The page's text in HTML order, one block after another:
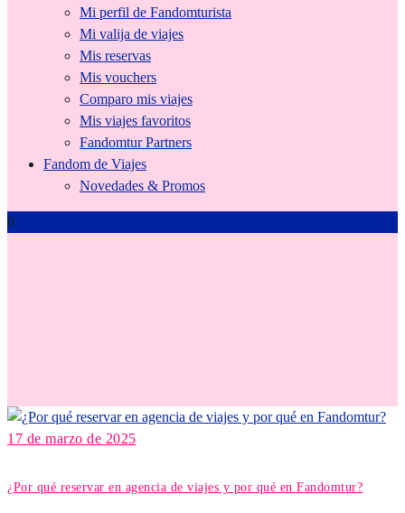
Mi perfil de Fandomturista
Mi valija de viajes
Mis reservas
Mis vouchers
Comparo mis viajes
Mis viajes favoritos
Fandomtur Partners
Fandom de Viajes
Novedades & Promos
0
17 de marzo de 2025
¿Por qué reservar en agencia de viajes y por qué en Fandomtur?